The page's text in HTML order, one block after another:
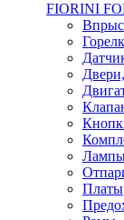
FIORINI
Платы